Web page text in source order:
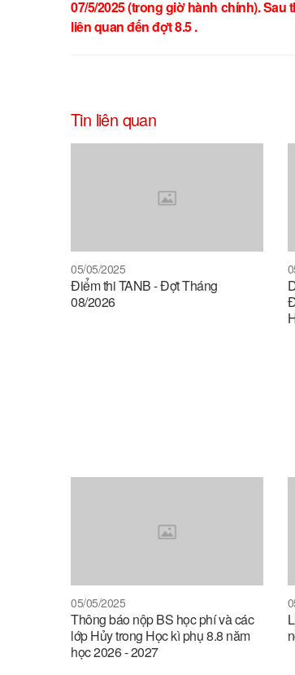
07/5/2025 (trong giờ hành chính).
liên quan đến đợt 8.5 .
Tin liên quan
05/05/2025
Điểm thi TANB - Đợt Tháng
08/2026
05/05/2025
Thông báo nộp BS học phí và các
lớp Hủy trong Học kì phụ 8.8 năm
học 2026 - 2027